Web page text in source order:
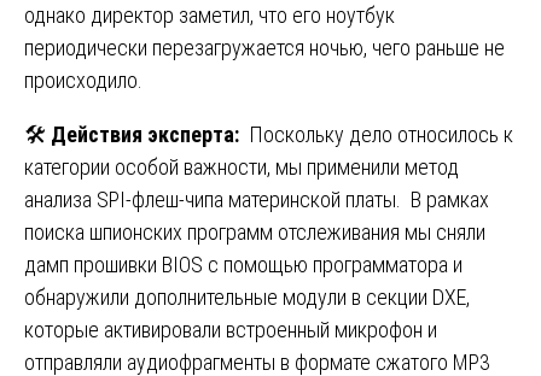
однако директор заметил, что его ноутбук
периодически перезагружается ночью, чего раньше не
происходило.
🛠️ Действия эксперта: Поскольку дело относилось к
категории особой важности, мы применили метод
анализа SPI-флеш-чипа материнской платы. В рамках
поиска шпионских программ отслеживания мы сняли
дамп прошивки BIOS с помощью программатора и
обнаружили дополнительные модули в секции DXE,
которые активировали встроенный микрофон и
отправляли аудиофрагменты в формате сжатого MP3